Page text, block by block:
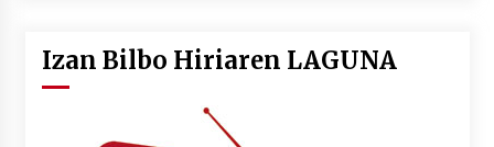
Izan Bilbo Hiriaren LAGUNA